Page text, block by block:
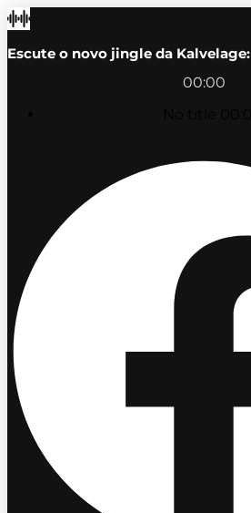
Escute o novo jingle da Kalvelage:
00:00